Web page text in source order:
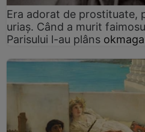
Era adorat de prostituate,
uriaș. Când a murit
Parisului l-au plâns